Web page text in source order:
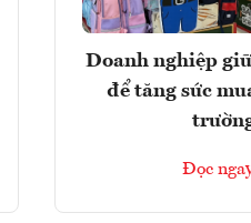
Doanh nghiệp
để tăng sức
Đọc